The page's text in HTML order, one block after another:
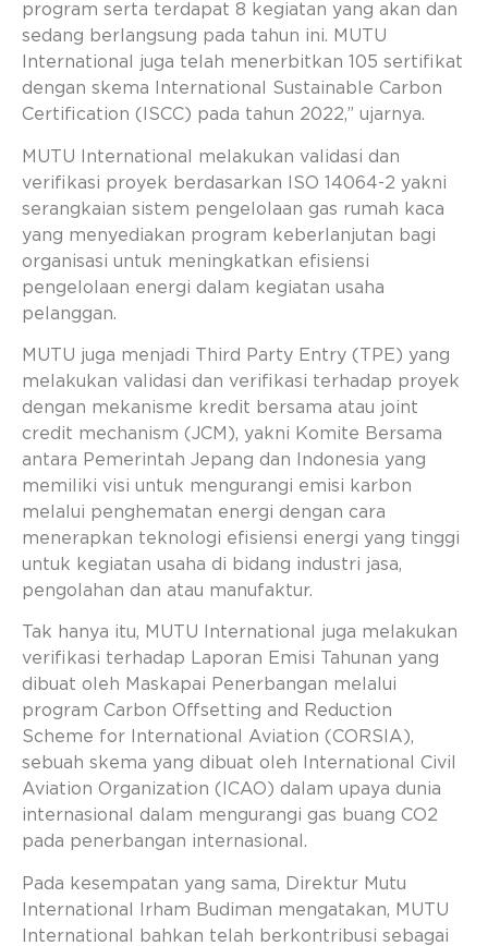
program serta terdapat 8 kegiatan yang akan dan
sedang berlangsung pada tahun ini. MUTU
International juga telah menerbitkan 105 sertifikat
dengan skema International Sustainable Carbon
Certification (ISCC) pada tahun 2022,” ujarnya.
MUTU International melakukan validasi dan
verifikasi proyek berdasarkan ISO 14064-2 yakni
serangkaian sistem pengelolaan gas rumah kaca
yang menyediakan program keberlanjutan bagi
organisasi untuk meningkatkan efisiensi
pengelolaan energi dalam kegiatan usaha
pelanggan.
MUTU juga menjadi Third Party Entry (TPE) yang
melakukan validasi dan verifikasi terhadap proyek
dengan mekanisme kredit bersama atau joint
credit mechanism (JCM), yakni Komite Bersama
antara Pemerintah Jepang dan Indonesia yang
memiliki visi untuk mengurangi emisi karbon
melalui penghematan energi dengan cara
menerapkan teknologi efisiensi energi yang tinggi
untuk kegiatan usaha di bidang industri jasa,
pengolahan dan atau manufaktur.
Tak hanya itu, MUTU International juga melakukan
verifikasi terhadap Laporan Emisi Tahunan yang
dibuat oleh Maskapai Penerbangan melalui
program Carbon Offsetting and Reduction
Scheme for International Aviation (CORSIA),
sebuah skema yang dibuat oleh International Civil
Aviation Organization (ICAO) dalam upaya dunia
internasional dalam mengurangi gas buang CO2
pada penerbangan internasional.
Pada kesempatan yang sama, Direktur Mutu
International Irham Budiman mengatakan, MUTU
International bahkan telah berkontribusi sebagai